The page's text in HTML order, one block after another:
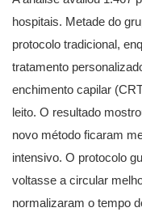
hospitais. Metade do
protocolo tradicional,
tratamento
enchimento capilar
leito. O resultado
novo método ficaram
intensivo. O protocolo
voltasse a circular
normalizaram o tempo